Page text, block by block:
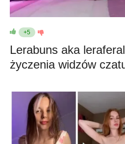
+5
Lerabuns aka
życzenia widzów